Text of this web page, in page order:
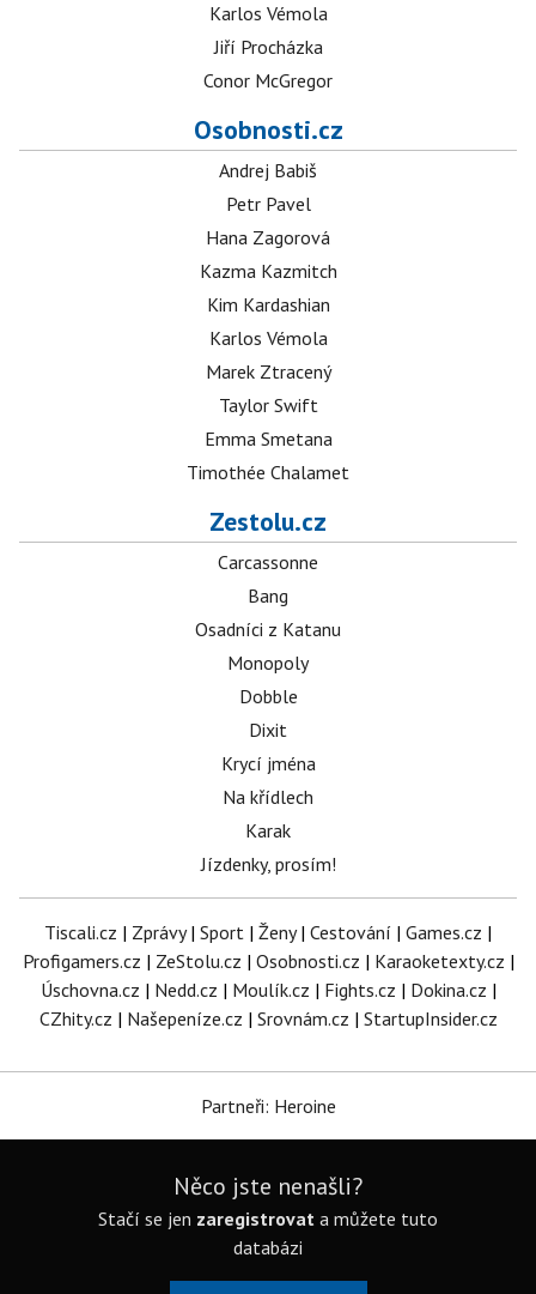
Karlos Vémola
Jiří Procházka
Conor McGregor
Osobnosti.cz
Andrej Babiš
Petr Pavel
Hana Zagorová
Kazma Kazmitch
Kim Kardashian
Karlos Vémola
Marek Ztracený
Taylor Swift
Emma Smetana
Timothée Chalamet
Zestolu.cz
Carcassonne
Bang
Osadníci z Katanu
Monopoly
Dobble
Dixit
Krycí jména
Na křídlech
Karak
Jízdenky, prosím!
Tiscali.cz | Zprávy| Sport | Ženy| Cestování | Games.cz |
Profigamers.cz | ZeStolu.cz | Osobnosti.cz | Karaoketexty.cz |
Úschovna.cz | Nedd.cz | Moulík.cz | Fights.cz | Dokina.cz |
CZhity.cz | Našepeníze.cz | Srovnám.cz | StartupInsider.cz
Partneři: Heroine
Něco jste nenašli?
Stačí se jen zaregistrovat a můžete tuto
databázi